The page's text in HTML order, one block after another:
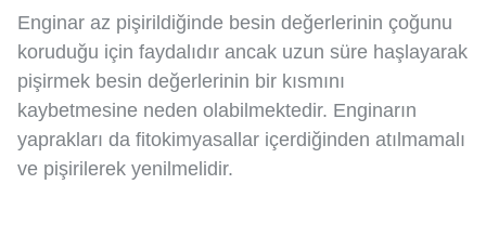
Enginar az pişirildiğinde besin değerlerinin çoğunu
koruduğu için faydalıdır ancak uzun süre haşlayarak
pişirmek besin değerlerinin bir kısmını
kaybetmesine neden olabilmektedir. Enginarın
yaprakları da fitokimyasallar içerdiğinden atılmamalı
ve pişirilerek yenilmelidir.